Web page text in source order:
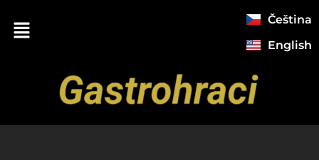
Čeština
English